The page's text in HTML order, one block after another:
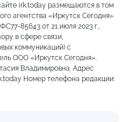
irk.today размещаются в том
агентства «Иркутск Сегодня»
85643 от 21 июля 2023 г.,
в сфере связи,
коммуникаций) с
ООО «Иркутск Сегодня».
Владимировна. Адрес
Номер телефона редакции: